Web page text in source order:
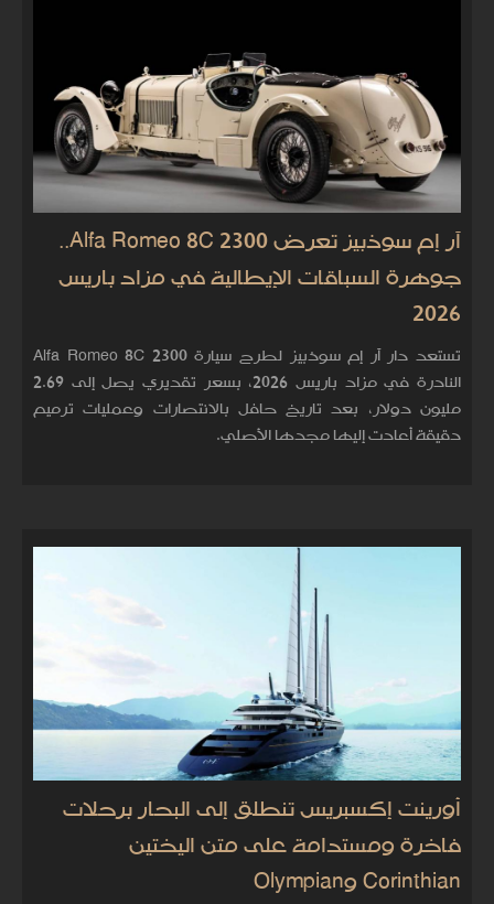
آر إم سوذبيز تعرض Alfa Romeo 8C 2300..
جوهرة السباقات الإيطالية في مزاد باريس
2026
تستعد دار آر إم سوذبيز لطرح سيارة Alfa Romeo 8C 2300
النادرة في مزاد باريس 2026، بسعر تقديري يصل إلى 2.69
مليون دولار، بعد تاريخ حافل بالانتصارات وعمليات ترميم
دقيقة أعادت إليها مجدها الأصلي.
أورينت إكسبريس تنطلق إلى البحار برحلات
فاخرة ومستدامة على متن اليختين
Corinthian وOlympian